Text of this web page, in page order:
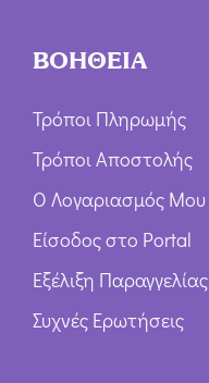
ΒΟΗΘΕΙΑ
Τρόποι Πληρωμής
Τρόποι Αποστολής
Ο Λογαριασμός Μου
Είσοδος στο Portal
Εξέλιξη Παραγγελίας
Συχνές Ερωτήσεις